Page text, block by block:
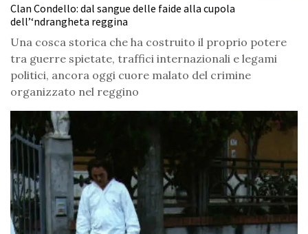
Clan Condello: dal sangue delle faide alla cupola
dell’‘ndrangheta reggina
Una cosca storica che ha costruito il proprio potere
tra guerre spietate, traffici internazionali e legami
politici, ancora oggi cuore malato del crimine
organizzato nel reggino